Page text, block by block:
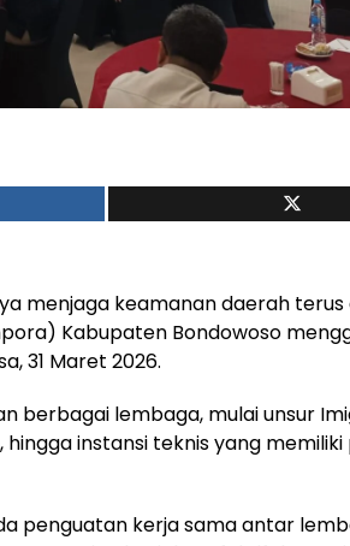
menjaga keamanan daerah terus
Kabupaten Bondowoso
31 Maret 2026.
berbagai lembaga, mulai unsur
hingga instansi teknis yang
penguatan kerja sama antar